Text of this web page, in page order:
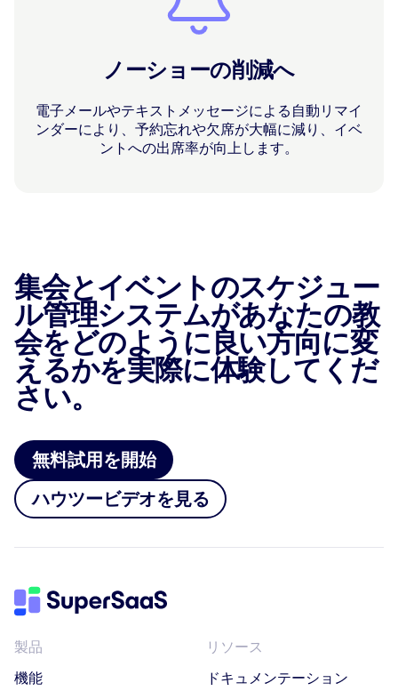
ノーショーの削減へ
電子メールやテキストメッセージによる自動リマイ
ンダーにより、予約忘れや欠席が大幅に減り、イベ
ントへの出席率が向上します。
集会とイベントのスケジュー
ル管理システムがあなたの教
会をどのように良い方向に変
えるかを実際に体験してくだ
さい。
無料試用を開始
ハウツービデオを見る
製品
機能
リソース
ドキュメンテーション